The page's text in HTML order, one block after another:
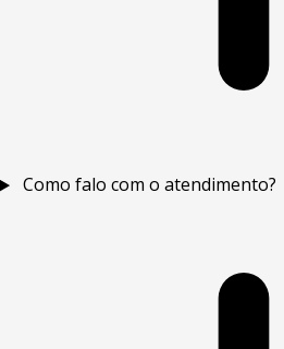
Como falo com o atendimento?